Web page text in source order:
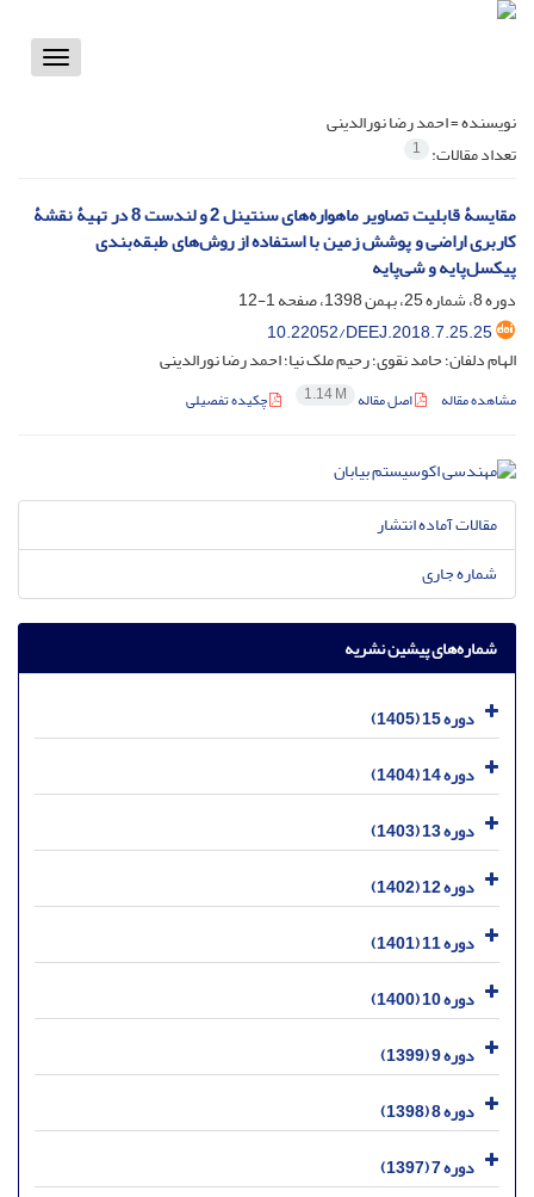
Toggle
نویسنده =احمد رضا نورالدینی
تعداد مقالات: 1
مقایسۀ قابلیت تصاویر ماهواره‌های سنتینل 2 و لندست 8 در تهیۀ نقشۀ
کاربری اراضی و پوشش زمین با استفاده از روش‌های طبقه‌بندی
پیکسل‌پایه و شی‌پایه
دوره 8، شماره 25، بهمن 1398، صفحه
1-12
10.22052/DEEJ.2018.7.25.25
الهام دلفان؛ حامد نقوی؛ رحیم ملک نیا؛ احمد رضا نورالدینی
مشاهده مقاله اصل مقاله 1.14 M چکیده تفصیلی
مقالات آماده انتشار
شماره جاری
شماره‌های پیشین نشریه
دوره 15 (1405)
دوره 14 (1404)
دوره 13 (1403)
دوره 12 (1402)
دوره 11 (1401)
دوره 10 (1400)
دوره 9 (1399)
دوره 8 (1398)
دوره 7 (1397)